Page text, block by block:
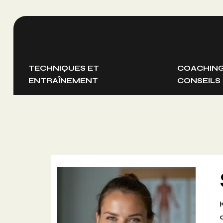
TECHNIQUES ET
ENTRAÎNEMENT
CONSEILS